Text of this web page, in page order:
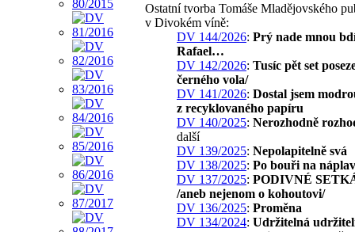
Ostatní tvorba Tomáše Mladějovského
v Divokém víně:
DV 144/2026: Prý nade mnou
Rafael…
DV 142/2026: Tusíc pět set
černého vola/
DV 141/2026: Dostal jsem
z recyklovaného papíru
DV 140/2025: Nerozhodně
další
DV 139/2025: Nepolapitelně svá
DV 138/2025: Po bouři na
DV 137/2025: PODIVNÉ
/aneb nejenom o kohoutovi/
DV 136/2025: Proměna
DV 134/2024: Udržitelná